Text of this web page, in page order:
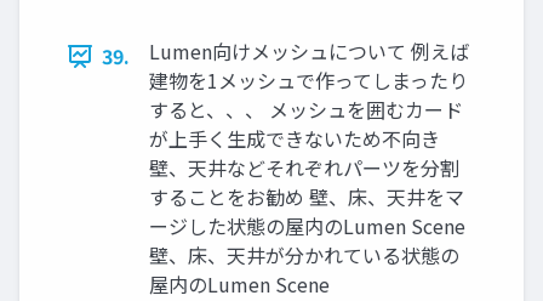
39.
Lumen向けメッシュについて 例えば
建物を1メッシュで作ってしまったり
すると、、、 メッシュを囲むカード
が上手く生成できないため不向き
壁、天井などそれぞれパーツを分割
することをお勧め 壁、床、天井をマ
ージした状態の屋内のLumen Scene
壁、床、天井が分かれている状態の
屋内のLumen Scene